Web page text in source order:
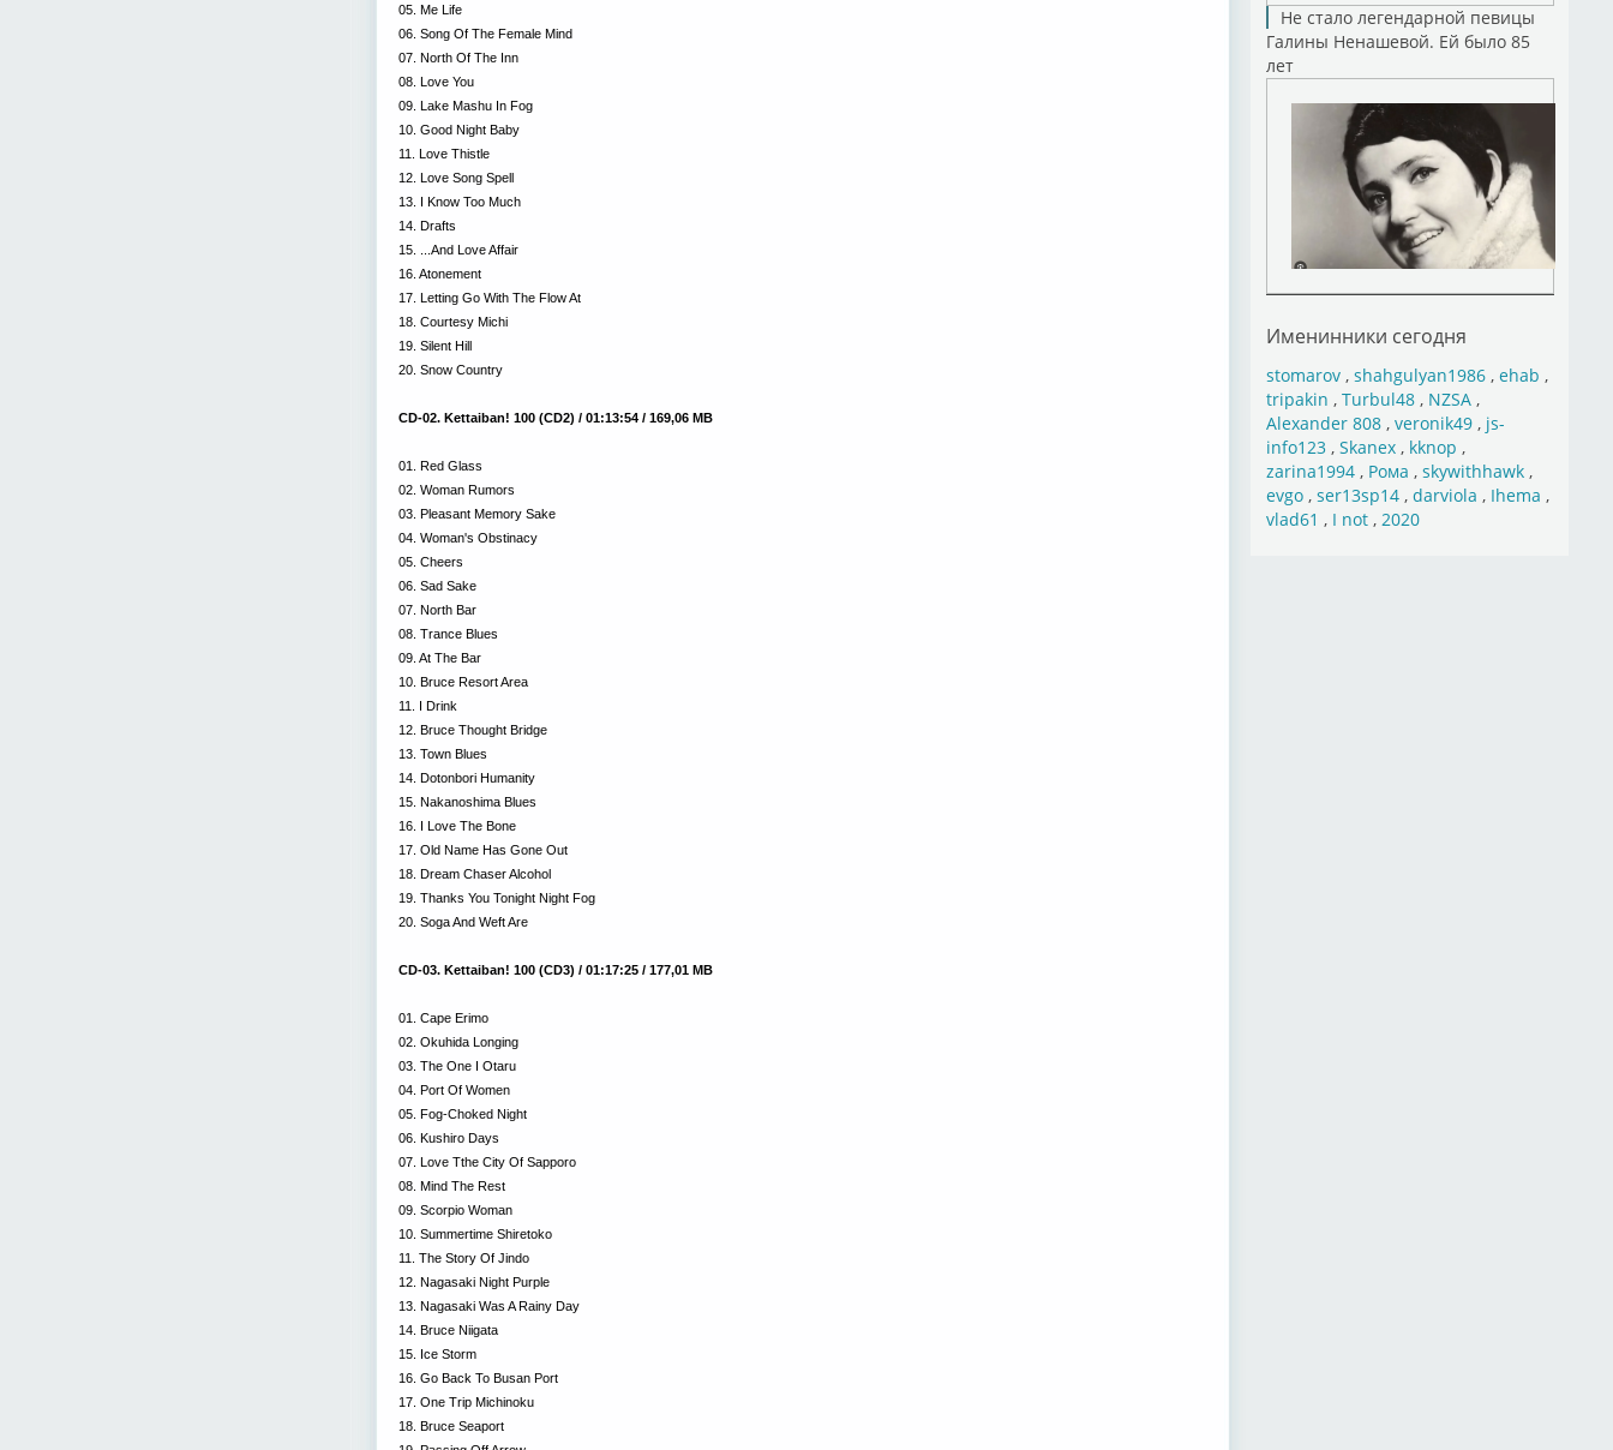
05. Me Life
06. Song Of The Female Mind
07. North Of The Inn
08. Love You
09. Lake Mashu In Fog
10. Good Night Baby
11. Love Thistle
12. Love Song Spell
13. I Know Too Much
14. Drafts
15. ...And Love Affair
16. Atonement
17. Letting Go With The Flow At
18. Courtesy Michi
19. Silent Hill
20. Snow Country
CD-02. Kettaiban! 100 (CD2) / 01:13:54 / 169,06 MB
01. Red Glass
02. Woman Rumors
03. Pleasant Memory Sake
04. Woman's Obstinacy
05. Cheers
06. Sad Sake
07. North Bar
08. Trance Blues
09. At The Bar
10. Bruce Resort Area
11. I Drink
12. Bruce Thought Bridge
13. Town Blues
14. Dotonbori Humanity
15. Nakanoshima Blues
16. I Love The Bone
17. Old Name Has Gone Out
18. Dream Chaser Alcohol
19. Thanks You Tonight Night Fog
20. Soga And Weft Are
CD-03. Kettaiban! 100 (CD3) / 01:17:25 / 177,01 MB
01. Cape Erimo
02. Okuhida Longing
03. The One I Otaru
04. Port Of Women
05. Fog-Choked Night
06. Kushiro Days
07. Love Tthe City Of Sapporo
08. Mind The Rest
09. Scorpio Woman
10. Summertime Shiretoko
11. The Story Of Jindo
12. Nagasaki Night Purple
13. Nagasaki Was A Rainy Day
14. Bruce Niigata
15. Ice Storm
16. Go Back To Busan Port
17. One Trip Michinoku
18. Bruce Seaport
Не стало легендарной певицы
Галины Ненашевой. Ей было 85
лет
Именинники сегодня
stomarov, shahgulyan1986, ehab ,
tripakin , Turbul48, NZSA,
Alexander 808, veronik49, js-
info123, Skanex, kknop ,
zarina1994, Рома , skywithhawk,
evgo, ser13sp14, darviola , Ihema ,
vlad61 , I not, 2020